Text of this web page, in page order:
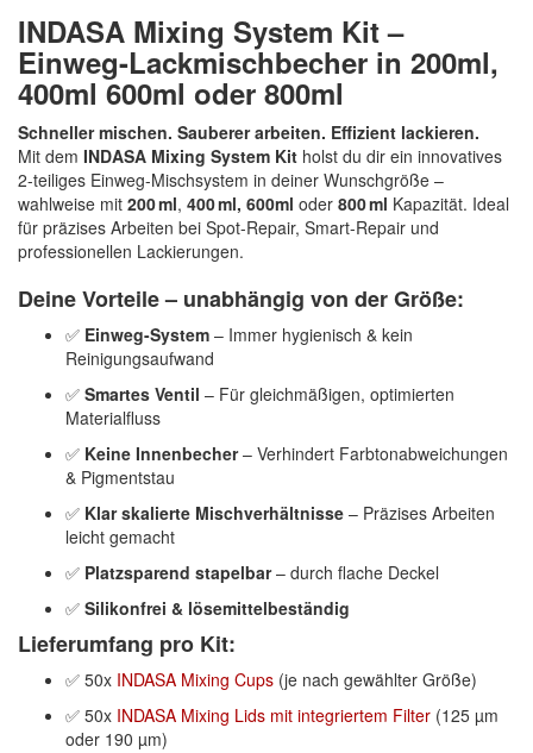
(3)
Proma
(21)
Sia
Spectral
(5)
StarChem
(1)
Sundstrom
ZVG
INDASA Mixing System Kit –
Einweg-Lackmischbecher in 200ml,
400ml 600ml oder 800ml
Schneller mischen. Sauberer arbeiten. Effizient lackieren.
Mit dem INDASA Mixing System Kit holst du dir ein innovatives
2-teiliges Einweg-Mischsystem in deiner Wunschgröße –
wahlweise mit 200 ml, 400 ml, 600ml oder 800 ml Kapazität. Ideal
für präzises Arbeiten bei Spot-Repair, Smart-Repair und
professionellen Lackierungen.
Deine Vorteile – unabhängig von der Größe:
✅ Einweg-System – Immer hygienisch & kein
Reinigungsaufwand
✅ Smartes Ventil – Für gleichmäßigen, optimierten
Materialfluss
✅ Keine Innenbecher– Verhindert Farbtonabweichungen
& Pigmentstau
✅ Klar skalierte Mischverhältnisse – Präzises Arbeiten
leicht gemacht
✅ Platzsparend stapelbar– durch flache Deckel
✅ Silikonfrei & lösemittelbeständig
Lieferumfang pro Kit:
✅ 50x INDASA Mixing Cups (je nach gewählter Größe)
✅ 50x INDASA Mixing Lids mit integriertem Filter (125 µm
oder 190 µm)